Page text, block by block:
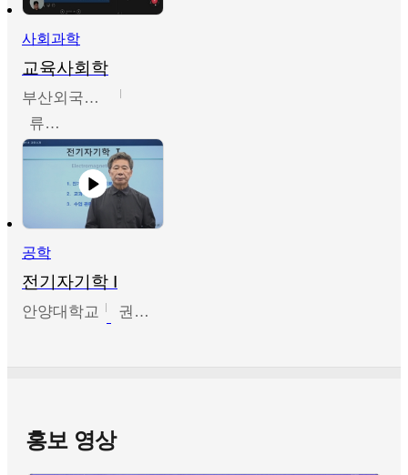
사회과학
교육사회학
부산외국어대학교
류영철
공학
전기자기학 I
안양대학교 권원현
홍보 영상